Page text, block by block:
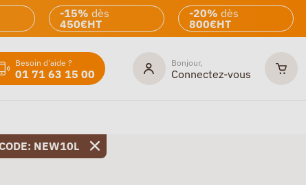
-15% dès
450€HT
-20% dès
800€HT
Besoin d'aide ?
01 71 63 15 00
Bonjour,
Connectez-vous
NEW10L